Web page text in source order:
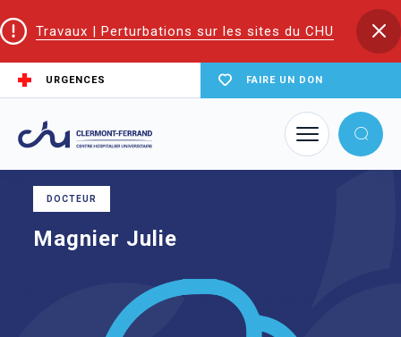
Travaux | Perturbations sur les sites du CHU
URGENCES FAIRE UN DON
Accueil
Consultation pédiatrique
DOCTEUR
Magnier Julie